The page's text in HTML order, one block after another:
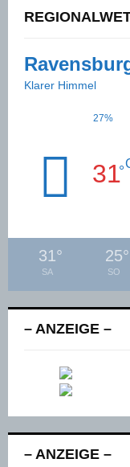
Klarer Himmel
27%
31°
31°
SA
25°
SO
– ANZEIGE –
– ANZEIGE –